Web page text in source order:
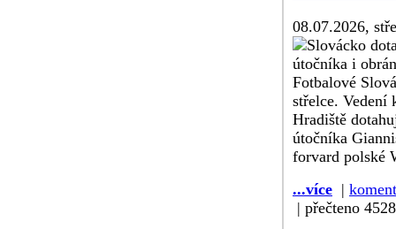
08.07.2026,
Fotbalové
střelce. Vedení
Hradiště
útočníka
forvard polské
...více |
| přečteno